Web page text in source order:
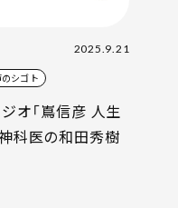
のシゴト
2025.9.21
オ「嶌信彦 人生
科医の和田秀樹